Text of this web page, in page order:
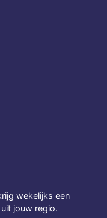
wekelijks een
jouw regio.